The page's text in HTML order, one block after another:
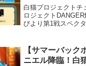
白猫プロジェクトチ
ロジェクト
びより第1戦スペク
しました。契約モ
を使うと速攻で倒せ
【サマーバック
ニエル降臨！白